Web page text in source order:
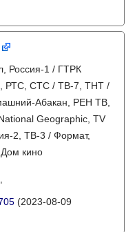
Россия-1 / ГТРК
РТС, СТС / ТВ-7, ТНТ /
Абакан, РЕН ТВ,
Geographic, TV
2, ТВ-3 / Формат,
кино
(2023-08-09